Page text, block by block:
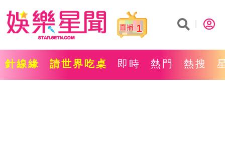
1
針線緣 請世界吃桌 即時 熱門 熱搜